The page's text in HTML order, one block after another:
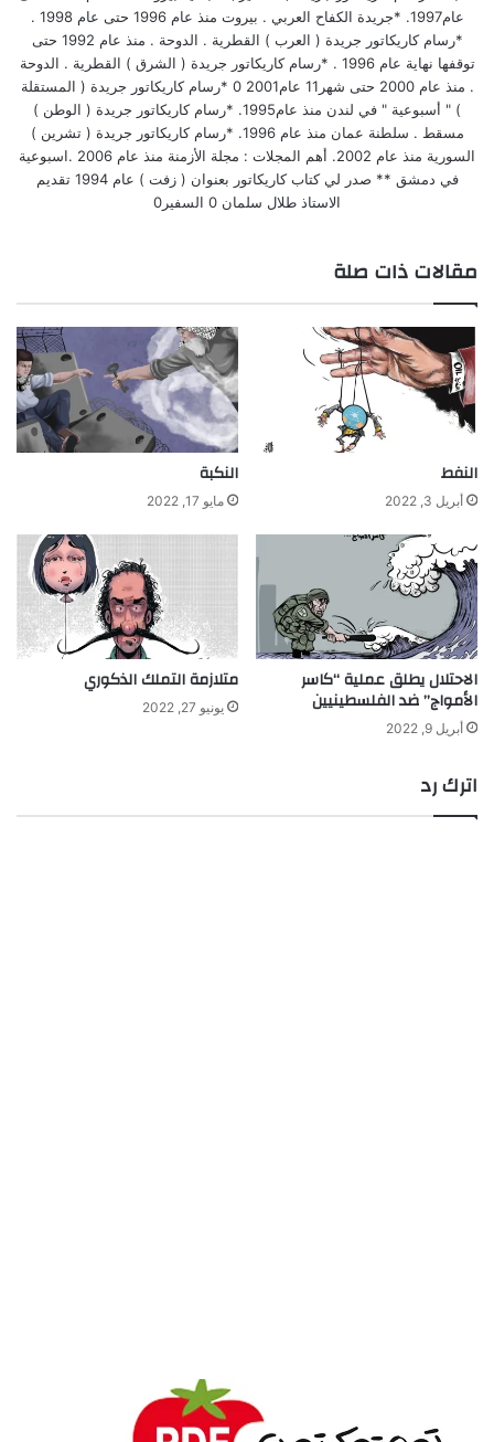
عام1997. *جريدة الكفاح العربي . بيروت منذ عام 1996 حتى عام 1998 .
*رسام كاريكاتور جريدة ( العرب ) القطرية . الدوحة . منذ عام 1992 حتى
توقفها نهاية عام 1996 . *رسام كاريكاتور جريدة ( الشرق ) القطرية . الدوحة
. منذ عام 2000 حتى شهر11 عام2001 0 *رسام كاريكاتور جريدة ( المستقلة
) " أسبوعية " في لندن منذ عام1995. *رسام كاريكاتور جريدة ( الوطن )
مسقط . سلطنة عمان منذ عام 1996. *رسام كاريكاتور جريدة ( تشرين )
السورية منذ عام 2002. أهم المجلات : مجلة الأزمنة منذ عام 2006 .اسبوعية
في دمشق ** صدر لي كتاب كاريكاتور بعنوان ( زفت ) عام 1994 تقديم
الاستاذ طلال سلمان 0 السفير0
مقالات ذات صلة
النفط
أبريل 3, 2022
النكبة
مايو 17, 2022
الاحتلال يطلق عملية “كاسر
الأمواج” ضد الفلسطينيين
أبريل 9, 2022
متلازمة التملك الذكوري
يونيو 27, 2022
اترك رد